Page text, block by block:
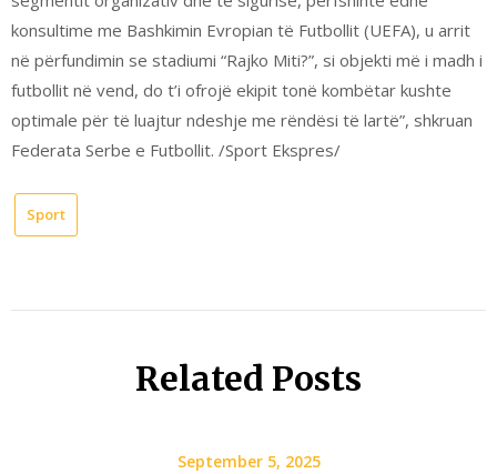
konsultime me Bashkimin Evropian të Futbollit (UEFA), u arrit
në përfundimin se stadiumi “Rajko Miti?”, si objekti më i madh i
futbollit në vend, do t’i ofrojë ekipit tonë kombëtar kushte
optimale për të luajtur ndeshje me rëndësi të lartë”, shkruan
Federata Serbe e Futbollit. /Sport Ekspres/
Sport
Related Posts
September 5, 2025